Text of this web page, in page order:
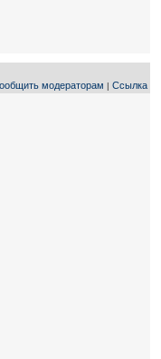
модераторам | Ссылка